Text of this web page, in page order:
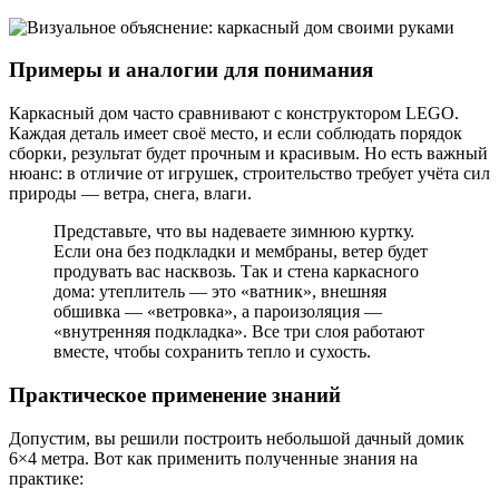
Примеры и аналогии для понимания
Каркасный дом часто сравнивают с конструктором LEGO.
Каждая деталь имеет своё место, и если соблюдать порядок
сборки, результат будет прочным и красивым. Но есть важный
нюанс: в отличие от игрушек, строительство требует учёта сил
природы — ветра, снега, влаги.
Представьте, что вы надеваете зимнюю куртку.
Если она без подкладки и мембраны, ветер будет
продувать вас насквозь. Так и стена каркасного
дома: утеплитель — это «ватник», внешняя
обшивка — «ветровка», а пароизоляция —
«внутренняя подкладка». Все три слоя работают
вместе, чтобы сохранить тепло и сухость.
Практическое применение знаний
Допустим, вы решили построить небольшой дачный домик
6×4 метра. Вот как применить полученные знания на
практике: